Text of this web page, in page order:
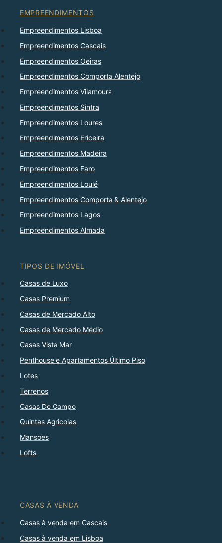
EMPREENDIMENTOS
Empreendimentos Lisboa
Empreendimentos Cascais
Empreendimentos Oeiras
Empreendimentos Comporta Alentejo
Empreendimentos Vilamoura
Empreendimentos Sintra
Empreendimentos Loures
Empreendimentos Ericeira
Empreendimentos Madeira
Empreendimentos Faro
Empreendimentos Loulé
Empreendimentos Comporta & Alentejo
Empreendimentos Lagos
Empreendimentos Almada
TIPOS DE IMÓVEL
Casas de Luxo
Casas Premium
Casas de Mercado Alto
Casas de Mercado Médio
Casas Vista Mar
Penthouse e Apartamentos Último Piso
Lotes
Terrenos
Casas De Campo
Quintas Agricolas
Mansoes
Lofts
CASAS À VENDA
Casas à venda em Cascais
Casas à venda em Lisboa